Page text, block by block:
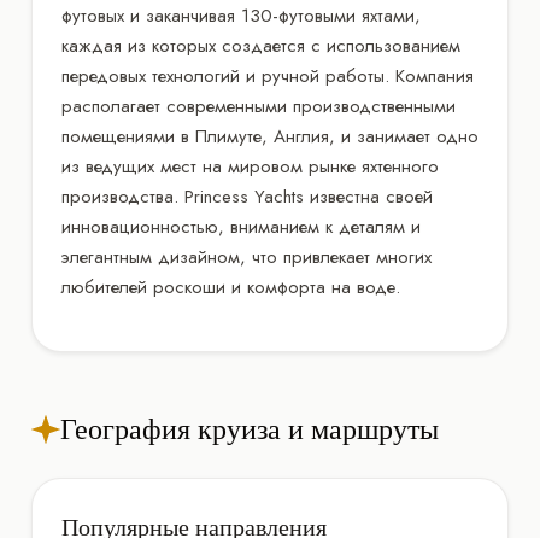
футовых и заканчивая 130-футовыми яхтами,
каждая из которых создается с использованием
передовых технологий и ручной работы. Компания
располагает современными производственными
помещениями в Плимуте, Англия, и занимает одно
из ведущих мест на мировом рынке яхтенного
производства. Princess Yachts известна своей
инновационностью, вниманием к деталям и
элегантным дизайном, что привлекает многих
любителей роскоши и комфорта на воде.
География круиза и маршруты
Популярные направления